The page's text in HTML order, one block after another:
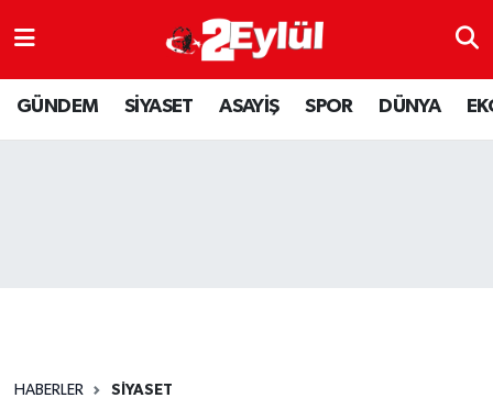
GÜNDEM SİYASET ASAYİŞ SPOR DÜNYA
HABERLER SİYASET
ASAYİŞ
DÜNYA
Nöbetçi Eczaneler
Hava Durumu